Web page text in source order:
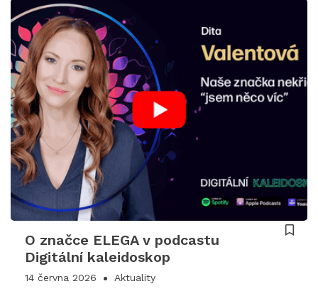
O značce ELEGA v podcastu
Digitální kaleidoskop
14 června 2026 Aktuality